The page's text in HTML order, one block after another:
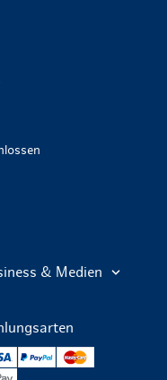
& Medien
PayPal